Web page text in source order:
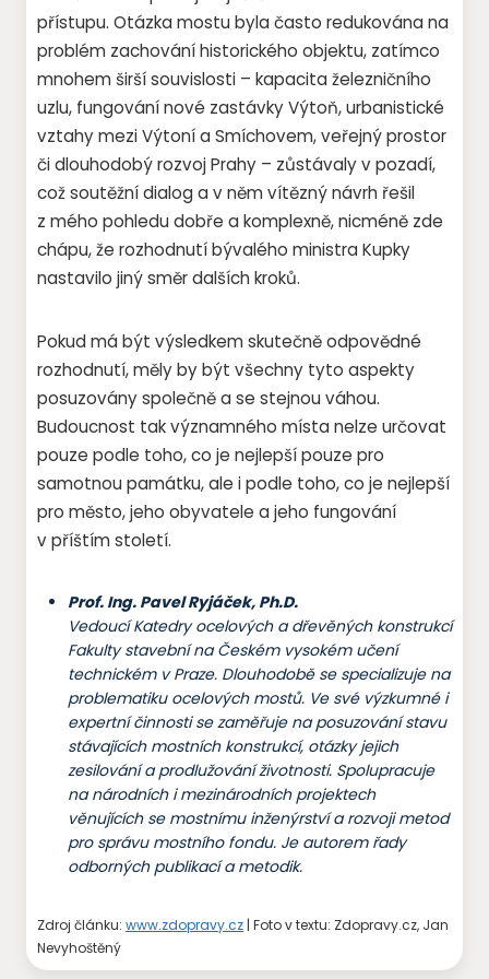
přístupu. Otázka mostu byla často redukována na
problém zachování historického objektu, zatímco
mnohem širší souvislosti – kapacita železničního
uzlu, fungování nové zastávky Výtoň, urbanistické
vztahy mezi Výtoní a Smíchovem, veřejný prostor
či dlouhodobý rozvoj Prahy – zůstávaly v pozadí,
což soutěžní dialog a v něm vítězný návrh řešil
z mého pohledu dobře a komplexně, nicméně zde
chápu, že rozhodnutí bývalého ministra Kupky
nastavilo jiný směr dalších kroků.
Pokud má být výsledkem skutečně odpovědné
rozhodnutí, měly by být všechny tyto aspekty
posuzovány společně a se stejnou váhou.
Budoucnost tak významného místa nelze určovat
pouze podle toho, co je nejlepší pouze pro
samotnou památku, ale i podle toho, co je nejlepší
pro město, jeho obyvatele a jeho fungování
v příštím století.
Prof. Ing. Pavel Ryjáček, Ph.D.
Vedoucí Katedry ocelových a dřevěných konstrukcí
Fakulty stavební na Českém vysokém učení
technickém v Praze. Dlouhodobě se specializuje na
problematiku ocelových mostů. Ve své výzkumné i
expertní činnosti se zaměřuje na posuzování stavu
stávajících mostních konstrukcí, otázky jejich
zesilování a prodlužování životnosti. Spolupracuje
na národních i mezinárodních projektech
věnujících se mostnímu inženýrství a rozvoji metod
pro správu mostního fondu. Je autorem řady
odborných publikací a metodik.
Zdroj článku: www.zdopravy.cz | Foto v textu: Zdopravy.cz, Jan
Nevyhoštěný